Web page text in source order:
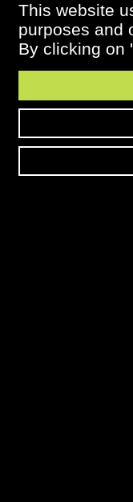
22 NOVEMBRE 2021
Les Carnets du
Version 2021
This website
purposes and
By clicking on